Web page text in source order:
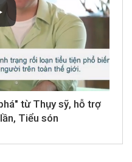
từ Thụy sỹ, hỗ trợ
Tiểu són